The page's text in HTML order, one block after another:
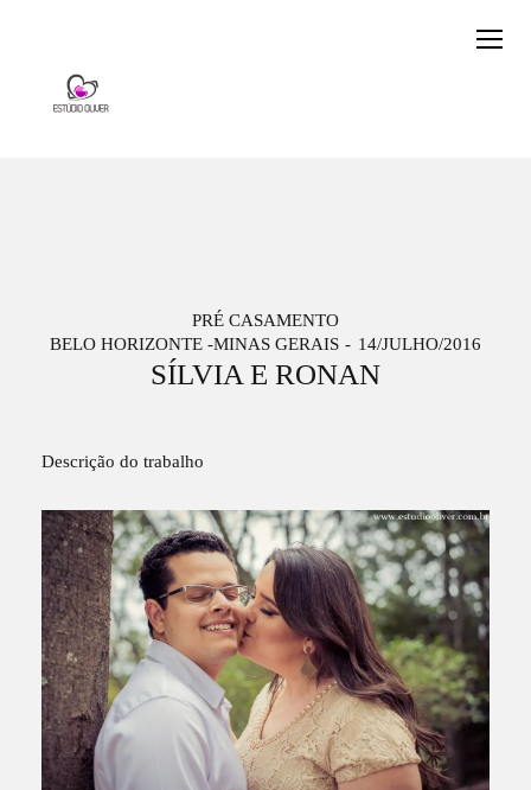
PRÉ CASAMENTO
BELO HORIZONTE -MINAS GERAIS
14/JULHO/2016
SÍLVIA E RONAN
Descrição do trabalho